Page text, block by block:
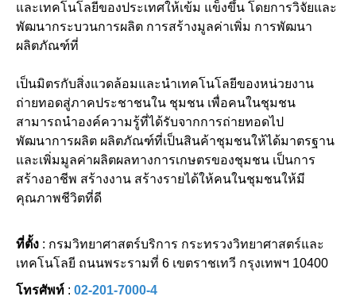
และเทคโนโลยีของประเทศให้เข้ม แข็งขึ้น โดยการวิจัยและ
พัฒนากระบวนการผลิต การสร้างมูลค่าเพิ่ม การพัฒนา
ผลิตภัณฑ์ที่
เป็นมิตรกับสิ่งแวดล้อมและนำเทคโนโลยีของหน่วยงาน
ถ่ายทอดสู่ภาคประชาชนใน ชุมชน เพื่อคนในชุมชน
สามารถนำองค์ความรู้ที่ได้รับจากการถ่ายทอดไป
พัฒนาการผลิต ผลิตภัณฑ์ที่เป็นสินค้าชุมชนให้ได้มาตรฐาน
และเพิ่มมูลค่าผลิตผลทางการเกษตรของชุมชน เป็นการ
สร้างอาชีพ สร้างงาน สร้างรายได้ให้คนในชุมชนให้มี
คุณภาพชีวิตที่ดี
ที่ตั้ง : กรมวิทยาศาสตร์บริการ กระทรวงวิทยาศาสตร์และ
เทคโนโลยี ถนนพระรามที่ 6 เขตราชเทวี กรุงเทพฯ 10400
โทรศัพท์ : 02-201-7000-4